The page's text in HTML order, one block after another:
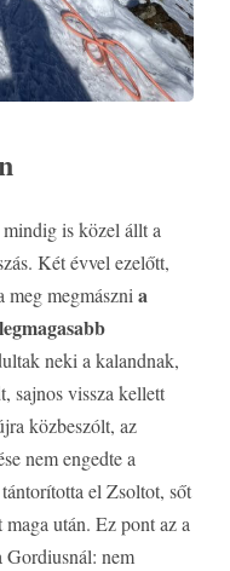
is közel állt a
Két évvel ezelőtt,
meg megmásznia
neki a kalandnak,
sajnos vissza kellett
közbeszólt, az
nem engedte a
el Zsoltot, sőt
után. Ez pont az a
Gordiusnál: nem